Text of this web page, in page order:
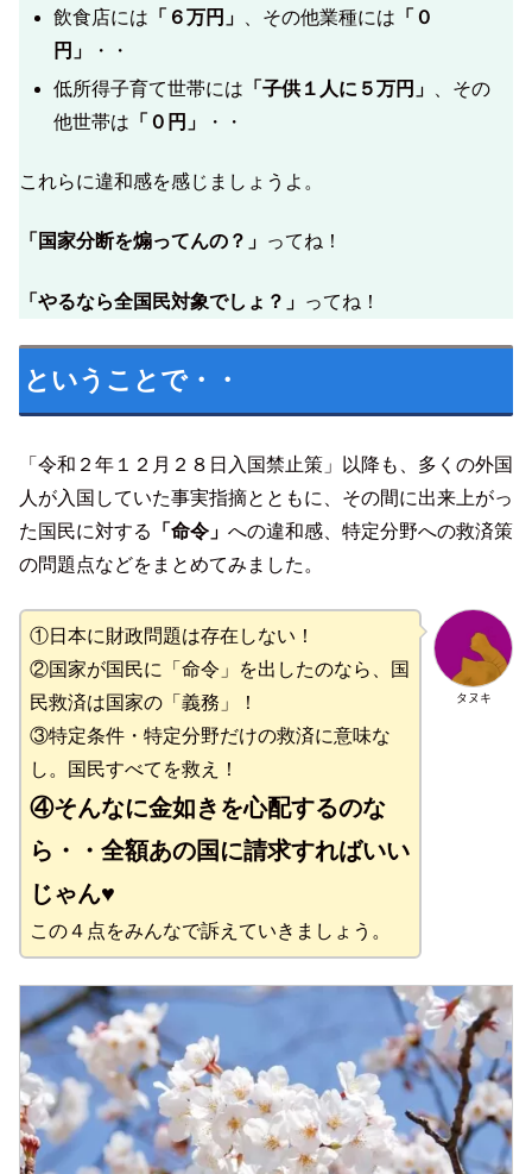
飲食店には 「６万円」 、その他業種には 「０
円」
・・
低所得子育て世帯には 「子供１人に５万円」
、その
他世帯は 「０円」 ・・
これらに違和感を感じましょうよ。
「国家分断を煽ってんの？」 ってね！
「やるなら全国民対象でしょ？」 ってね！
ということで・・
「令和２年１２月２８日入国禁止策」以降も、多くの外国
人が入国していた事実指摘とともに、その間に出来上がっ
た国民に対する
「命令」 への違和感、特定分野への救済策
の問題点などをまとめてみました。
タヌキ
①日本に財政問題は存在しない！
②国家が国民に「命令」を出したのなら、国
民救済は国家の「義務」！
③特定条件・特定分野だけの救済に意味な
し。国民すべてを救え！
④そんなに金如きを心配するのな
ら・・全額あの国に請求すればいい
じゃん♥
この４点をみんなで訴えていきましょう。